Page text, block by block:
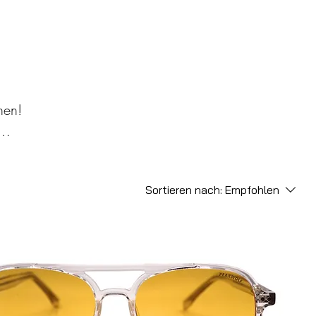
Sortieren nach: Empfohlen